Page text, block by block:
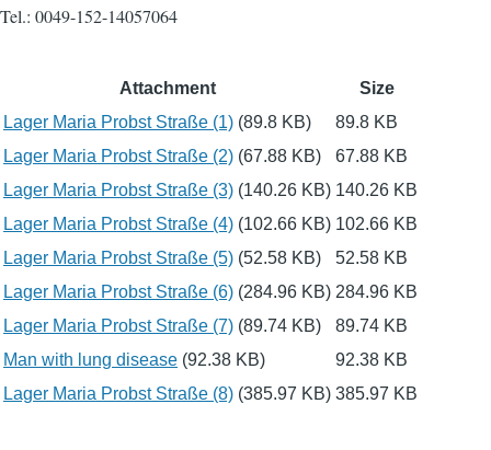
Tel.: 0049-152-14057064
Attachment
Size
Lager Maria Probst Straße (1) (89.8 KB)
89.8 KB
Lager Maria Probst Straße (2) (67.88 KB)
67.88 KB
Lager Maria Probst Straße (3) (140.26 KB) 140.26 KB
Lager Maria Probst Straße (4) (102.66 KB) 102.66 KB
Lager Maria Probst Straße (5) (52.58 KB)
52.58 KB
Lager Maria Probst Straße (6) (284.96 KB) 284.96 KB
Lager Maria Probst Straße (7) (89.74 KB)
89.74 KB
Man with lung disease (92.38 KB)
92.38 KB
Lager Maria Probst Straße (8) (385.97 KB) 385.97 KB